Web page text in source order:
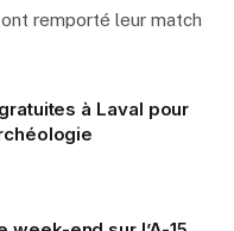
remporté leur match
à Laval pour